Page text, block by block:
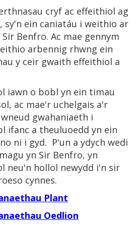
cryf ac effeithiol ag
sy'n ein caniatáu i weithio ar
Benfro. Ac mae gennym
arbennig rhwng ein
y ceir gwaith effeithiol a
iawn o bobl yn ein timau
ac mae'r uchelgais a'r
gwahaniaeth i
ifanc a theuluoedd yn ein
ni i gyd. P'un a ydych wedi
yn Sir Benfro, yn
neu'n hollol newydd i'n sir
cynnes.
Plant
Oedlion